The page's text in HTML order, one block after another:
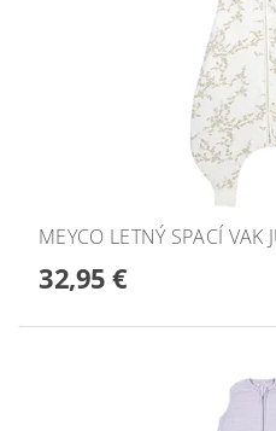
MEYCO LETNÝ SPACÍ VAK
32,95 €